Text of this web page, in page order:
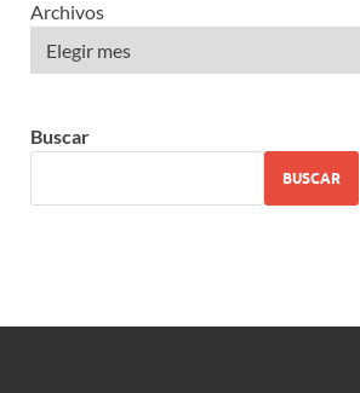
Archivos
Buscar
BUSCAR